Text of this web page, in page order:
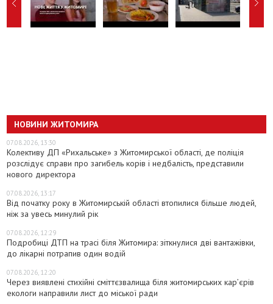
НОВИНИ ЖИТОМИРА
07.08.2026, 13:30
Колективу ДП «Рихальське» з Житомирської області, де поліція
розслідує справи про загибель корів і недбалість, представили
нового директора
07.08.2026, 13:17
Від початку року в Житомирській області втопилися більше людей,
ніж за увесь минулий рік
07.08.2026, 12:29
Подробиці ДТП на трасі біля Житомира: зіткнулися дві вантажівки,
до лікарні потрапив один водій
07.08.2026, 12:20
Через виявлені стихійні сміттєзвалища біля житомирських кар’єрів
екологи направили лист до міської ради